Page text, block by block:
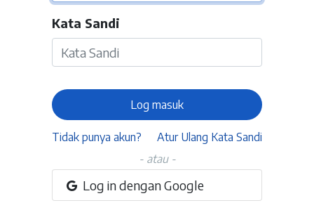
Kata Sandi
Log masuk
Tidak punya akun?
Atur Ulang Kata Sandi
- atau -
Log in dengan Google